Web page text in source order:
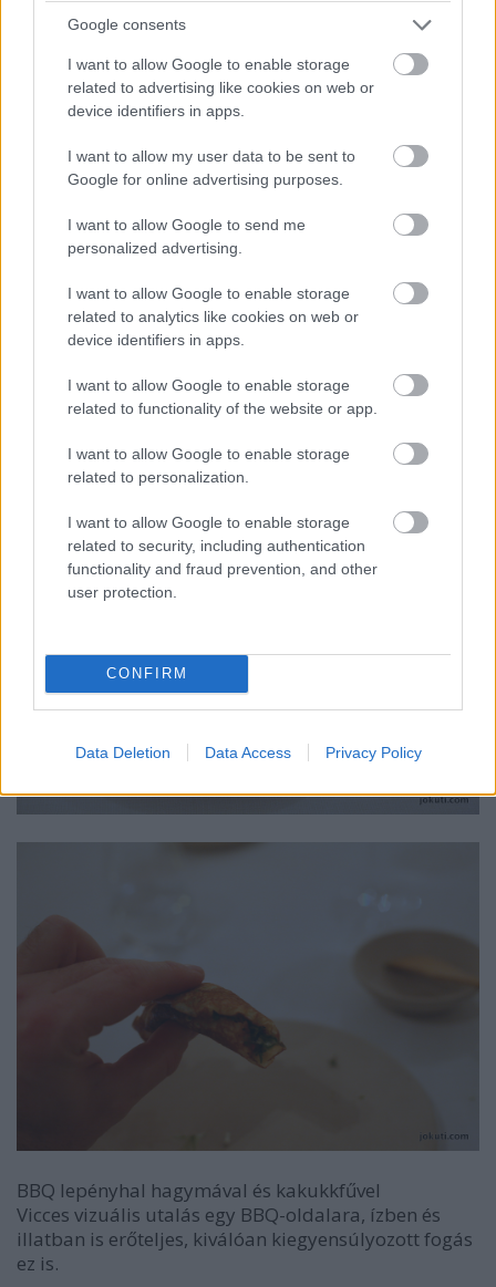
Google consents
I want to allow Google to enable storage
related to advertising like cookies on web or
device identifiers in apps.
I want to allow my user data to be sent to
Google for online advertising purposes.
I want to allow Google to send me
personalized advertising.
I want to allow Google to enable storage
related to analytics like cookies on web or
device identifiers in apps.
I want to allow Google to enable storage
related to functionality of the website or app.
I want to allow Google to enable storage
related to personalization.
I want to allow Google to enable storage
related to security, including authentication
functionality and fraud prevention, and other
user protection.
CONFIRM
Data Deletion Data Access Privacy Policy
Szénában sült zeller ikrával és barnavaj-emulzióval:
Még mindig a kezdőfalatkák: blini és tatárbifsztek,
hozzá savanyított hagymavirág, zsázsacsíra,
tormakrém, céklapor. Kézzel kell érte megdolgozni,
megéri!
BBQ lepényhal hagymával és kakukkfűvel
Vicces vizuális utalás egy BBQ-oldalara, ízben és
illatban is erőteljes, kiválóan kiegyensúlyozott fogás
ez is.